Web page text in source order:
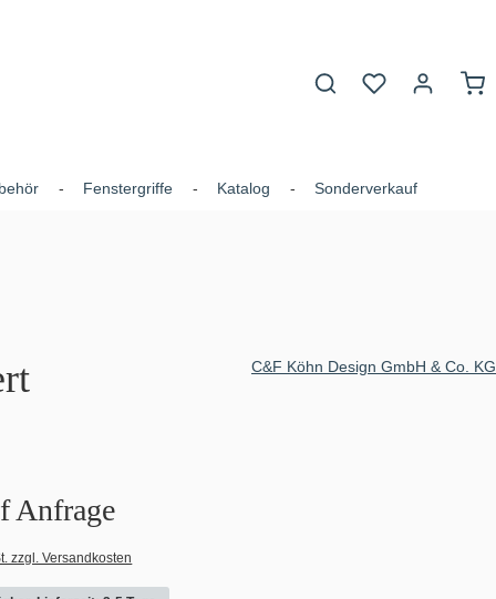
Du hast 0
Fenstergriffe Katalog Sonderverkauf
C&F Köhn Design GmbH & Co. KG
Anfrage
zzgl. Versandkosten